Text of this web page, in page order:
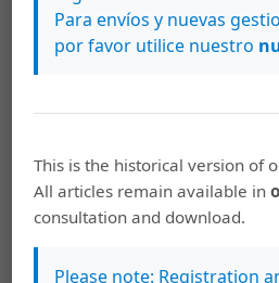
diagnóstico y tratamiento.Revista
Costa Rica,5(2), 23–29. https://
Más formatos de cita
Descargas
Para envíos y nuevas
por favor utilice nuestro
This is the historical version of
All articles remain available in
consultation and download.
Please note: Registration